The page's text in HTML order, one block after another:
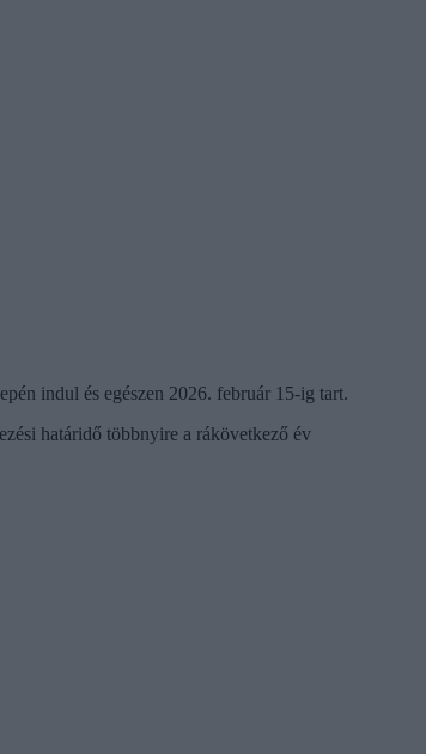
indul és egészen 2026. február 15-ig tart.
határidő többnyire a rákövetkező év